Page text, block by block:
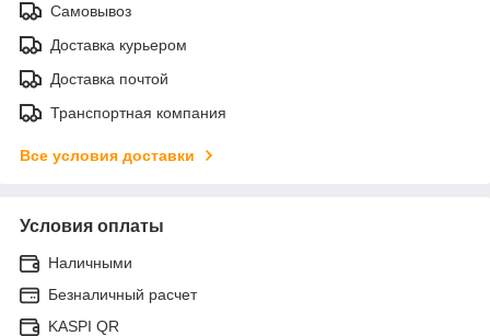
Самовывоз
Доставка курьером
Доставка почтой
Транспортная компания
Все условия доставки
Условия оплаты
Наличными
Безналичный расчет
KASPI QR